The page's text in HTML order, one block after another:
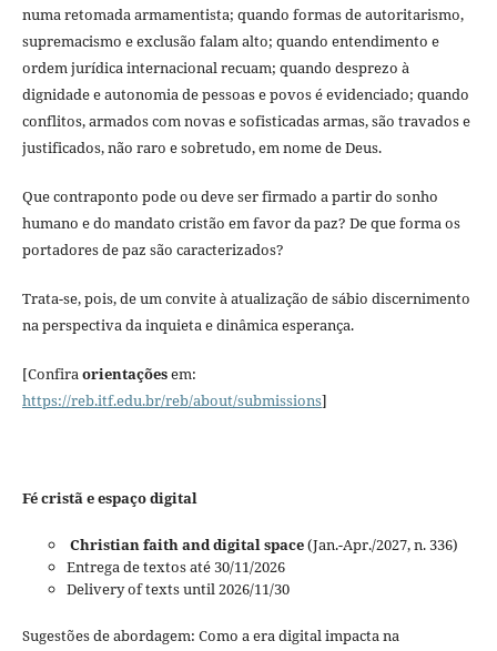
numa retomada armamentista; quando formas de autoritarismo,
supremacismo e exclusão falam alto; quando entendimento e
ordem jurídica internacional recuam; quando desprezo à
dignidade e autonomia de pessoas e povos é evidenciado; quando
conflitos, armados com novas e sofisticadas armas, são travados e
justificados, não raro e sobretudo, em nome de Deus.
Que contraponto pode ou deve ser firmado a partir do sonho
humano e do mandato cristão em favor da paz? De que forma os
portadores de paz são caracterizados?
Trata-se, pois, de um convite à atualização de sábio discernimento
na perspectiva da inquieta e dinâmica esperança.
[Confiraorientaçõesem:
https://reb.itf.edu.br/reb/about/submissions]
Fé cristã e espaço digital
Christian faith and digital space(Jan.-Apr./2027, n. 336)
Entrega de textos até 30/11/2026
Delivery of texts until 2026/11/30
Sugestões de abordagem: Como a era digital impacta na